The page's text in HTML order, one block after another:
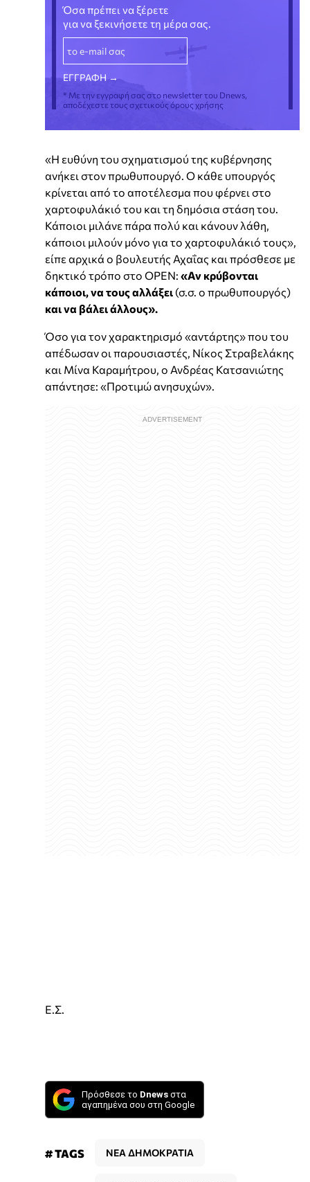
Όσα πρέπει να ξέρετε
για να ξεκινήσετε τη μέρα σας.
* Με την εγγραφή σας στο newsletter του Dnews,
αποδέχεστε τους σχετικούς όρους χρήσης
«Η ευθύνη του σχηματισμού της κυβέρνησης
ανήκει στον πρωθυπουργό. Ο κάθε υπουργός
κρίνεται από το αποτέλεσμα που φέρνει στο
χαρτοφυλάκιό του και τη δημόσια στάση του.
Κάποιοι μιλάνε πάρα πολύ και κάνουν λάθη,
κάποιοι μιλούν μόνο για το χαρτοφυλάκιό τους»,
είπε αρχικά ο βουλευτής Αχαΐας και πρόσθεσε με
δηκτικό τρόπο στο OPEN: «Αν κρύβονται
κάποιοι, να τους αλλάξει (σ.σ. ο πρωθυπουργός)
και να βάλει άλλους».
Όσο για τον χαρακτηρισμό «αντάρτης» που του
απέδωσαν οι παρουσιαστές, Νίκος Στραβελάκης
και Μίνα Καραμήτρου, ο Ανδρέας Κατσανιώτης
απάντησε: «Προτιμώ ανησυχών».
Ε.Σ.
Πρόσθεσε το Dnews στα
αγαπημένα σου στη Google
# TAGS ΝΕΑ ΔΗΜΟΚΡΑΤΙΑ